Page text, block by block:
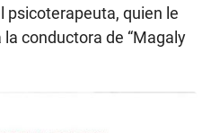
psicoterapeuta, quien le
conductora de “Magaly